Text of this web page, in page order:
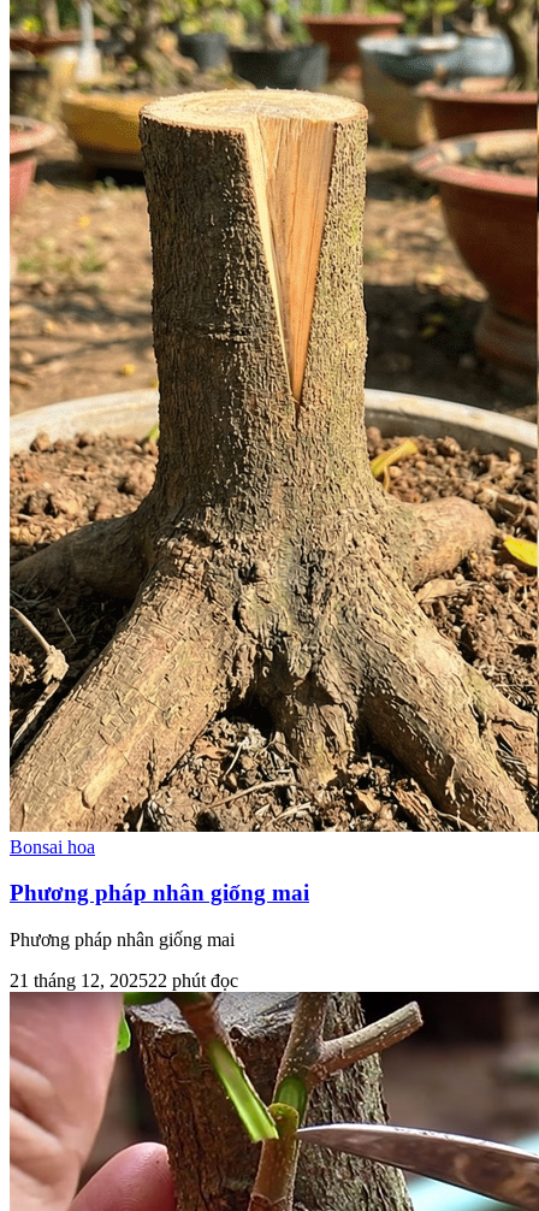
Bonsai hoa
Phương pháp nhân giống mai
Phương pháp nhân giống mai
21 tháng 12, 202522 phút đọc